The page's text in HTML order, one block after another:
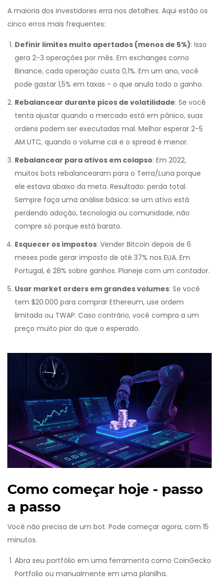
A maioria dos investidores erra nos detalhes. Aqui estão os
cinco erros mais frequentes:
Definir limites muito apertados (menos de 5%): Isso
gera 2-3 operações por mês. Em exchanges como
Binance, cada operação custa 0,1%. Em um ano, você
pode gastar 1,5% em taxas - o que anula todo o ganho.
Rebalancear durante picos de volatilidade: Se você
tenta ajustar quando o mercado está em pânico, suas
ordens podem ser executadas mal. Melhor esperar 2-5
AM UTC, quando o volume cai e o spread é menor.
Rebalancear para ativos em colapso: Em 2022,
muitos bots rebalancearam para o Terra/Luna porque
ele estava abaixo da meta. Resultado: perda total.
Sempre faça uma análise básica: se um ativo está
perdendo adoção, tecnologia ou comunidade, não
compre só porque está barato.
Esquecer os impostos: Vender Bitcoin depois de 6
meses pode gerar imposto de até 37% nos EUA. Em
Portugal, é 28% sobre ganhos. Planeje com um contador.
Usar market orders em grandes volumes: Se você
tem $20.000 para comprar Ethereum, use ordem
limitada ou TWAP. Caso contrário, você compra a um
preço muito pior do que o esperado.
Como começar hoje - passo
a passo
Você não precisa de um bot. Pode começar agora, com 15
minutos.
Abra seu portfólio em uma ferramenta como CoinGecko
Portfolio ou manualmente em uma planilha.